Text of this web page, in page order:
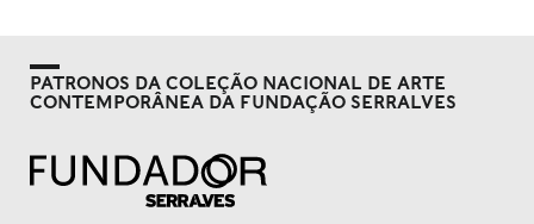
PATRONOS DA COLEÇÃO NACIONAL DE ARTE
CONTEMPORÂNEA DA FUNDAÇÃO SERRALVES